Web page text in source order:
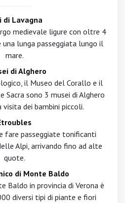
di Lavagna
medievale ligure con oltre 4
lunga passeggiata lungo il
mare.
di Alghero
il Museo del Corallo e il
Sacra sono 3 musei di Alghero
dei bambini piccoli.
fare passeggiate tonificanti
Alpi, arrivando fino ad alte
quote.
di Monte Baldo
Baldo in provincia di Verona è
diversi tipi di piante e fiori